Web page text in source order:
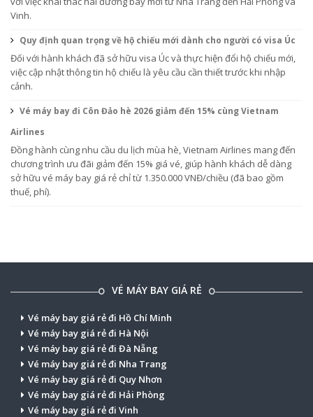
Vinh.
Quy định quan trọng về hộ chiếu mới dành cho người có visa Úc
Đối với hành khách đã sở hữu visa Úc và thực hiện đổi hộ chiếu mới,
việc cập nhật thông tin hộ chiếu là yêu cầu cần thiết trước khi nhập
cảnh.
Vé máy bay đi Côn Đảo hè 2026 giảm đến 15% cùng Vietnam
Airlines
Đồng hành cùng nhu cầu du lịch mùa hè, Vietnam Airlines mang đến
chương trình ưu đãi giảm đến 15% giá vé, giúp hành khách dễ dàng
sở hữu vé máy bay giá rẻ chỉ từ 1.350.000 VNĐ/chiều (đã bao gồm
thuế, phí).
VÉ MÁY BAY GIÁ RẺ
Vé máy bay giá rẻ đi Hồ Chí Minh
Vé máy bay giá rẻ đi Hà Nội
Vé máy bay giá rẻ đi Đà Nẵng
Vé máy bay giá rẻ đi Nha Trang
Vé máy bay giá rẻ đi Quy Nhơn
Vé máy bay giá rẻ đi Hải Phòng
Vé máy bay giá rẻ đi Vinh